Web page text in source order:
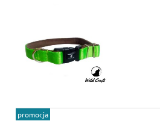
promocja